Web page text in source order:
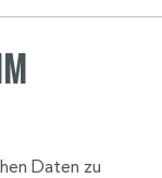
Daten zu